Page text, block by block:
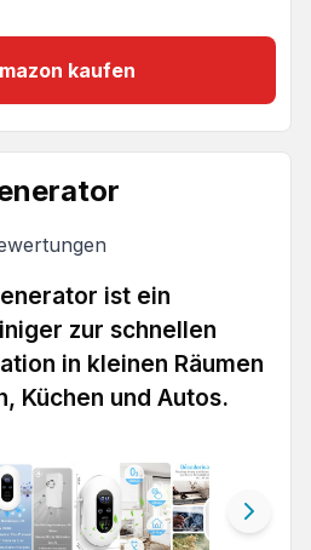
kaufen
ist ein
zur schnellen
in kleinen Räumen
Küchen und Autos.